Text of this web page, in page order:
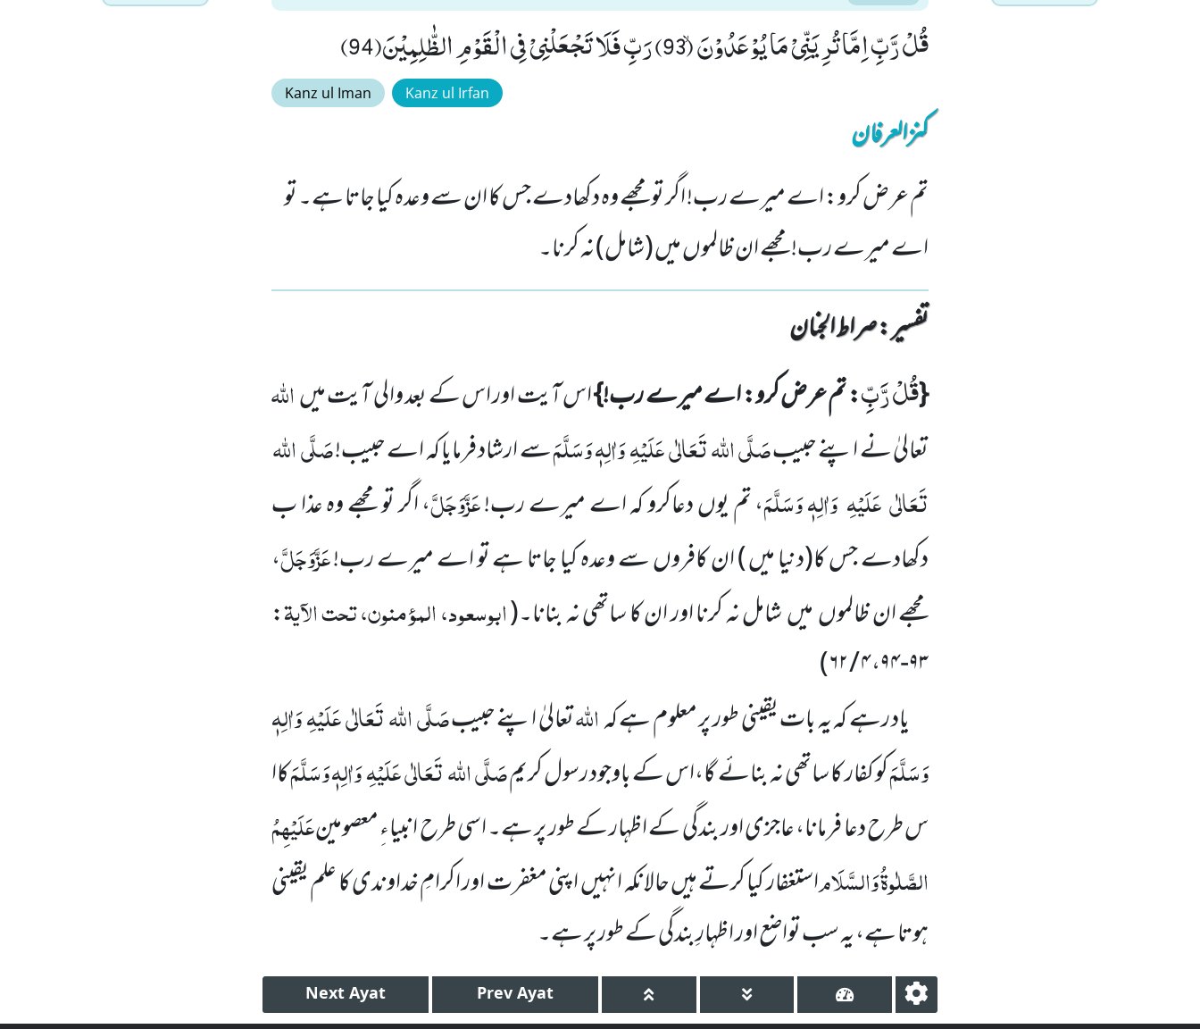
قُلْ رَّبِّ اِمَّا تُرِیَنِّیْ مَا یُوْعَدُوْنَۙ (93) رَبِّ فَلَا تَجْعَلْنِیْ فِی الْقَوْمِ الظّٰلِمِیْنَ(94)
Kanz ul Iman Kanz ul Irfan
کنزالعرفان
تم عرض کرو: اے میرے رب! اگر تو مجھے وہ دکھادے جس کا ان سے وعدہ کیا جاتا ہے۔ تو
اے میرے رب! مجھے ان ظالموں میں (شامل) نہ کرنا۔
تفسیر : ‎صراط الجنان
{قُلْ رَّبِّ: تم عرض کرو: اے میرے رب!}اس آیت اور اس کے بعد والی آیت میںاللہ
تعالیٰ نے اپنے حبیبصَلَّیاللہتَعَالٰیعَلَیْہِوَاٰلِہٖ وَسَلَّمَسے ارشاد فرمایا کہ اے حبیب!صَلَّیاللہ
تَعَالٰیعَلَیْہِوَاٰلِہٖ وَسَلَّمَ، تم یوں دعاکرو کہ اے میرے رب!عَزَّوَجَلَّ، اگر تو مجھے وہ عذا ب
دکھادے جس کا(دنیا میں )ان کافروں سے وعدہ کیا جاتا ہے تو اے میرے رب!عَزَّوَجَلَّ،
مجھےان ظالموںمیںشامل نہ کرنا اور ان کا ساتھی نہ بنانا۔(ابوسعود، المؤمنون، تحت الآیۃ:
۹۳-۹۴
،۴ / ۶۲
)
یاد رہے کہ یہ بات یقینیطور پر معلوم ہے کہاللہتعالیٰ اپنے حبیبصَلَّیاللہتَعَالٰیعَلَیْہِوَاٰلِہٖ
وَسَلَّمَکو کفار کا ساتھی نہبنائے گا،اس کے باوجود رسول کریمصَلَّیاللہتَعَالٰیعَلَیْہِوَاٰلِہٖ وَسَلَّمَکاا
س طرح دعا فرمانا، عاجزی اور بندگی کے اظہار کےطور پر ہے۔ اسی طرح انبیاءِ معصومینعَلَیْہِمُ
الصَّلٰوۃُ وَالسَّلَاماستغفار کیا کرتے ہیں حالانکہ انہیںاپنی مغفرت اور اکرامِخداوندی کا علم یقینی
ہوتا ہے، یہ سب تواضع اور اظہارِبندگی کے طور پر ہے۔
Next Ayat Prev Ayat